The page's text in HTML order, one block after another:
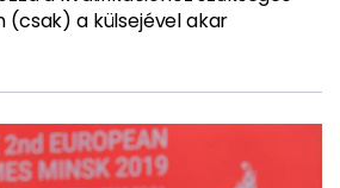
(csak) a külsejével akar